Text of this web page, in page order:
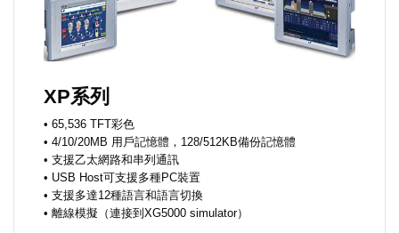
XP系列
• 65,536 TFT彩色
• 4/10/20MB 用戶記憶體，128/512KB備份記憶體
• 支援乙太網路和串列通訊
• USB Host可支援多種PC裝置
• 支援多達12種語言和語言切換
• 離線模擬（連接到XG5000 simulator）